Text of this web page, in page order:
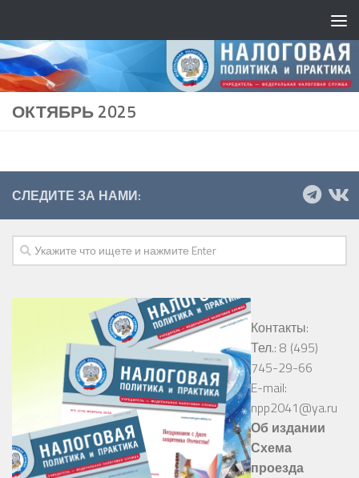
ОКТЯБРЬ 2025
СЛЕДИТЕ ЗА НАМИ:
Контакты:
Тел.: 8 (495)
745-29-66
E-mail:
npp2041@ya.ru
Об издании
Схема
проезда